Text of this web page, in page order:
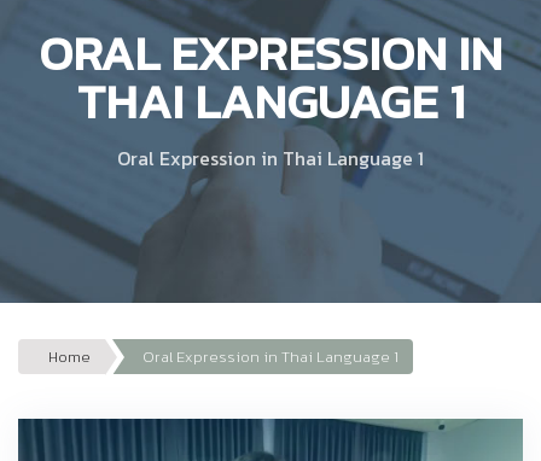
ORAL EXPRESSION IN
THAI LANGUAGE 1
Oral Expression in Thai Language 1
Home Oral Expression in Thai Language 1